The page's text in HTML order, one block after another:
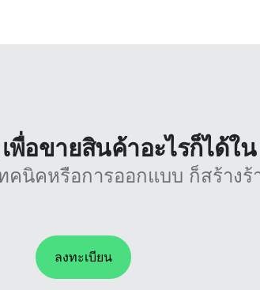
เพื่อขายสินค้าอะไรก็ได้ใ
นิคหรือการออกแบบ ก็สร้าง
ลงทะเบียน